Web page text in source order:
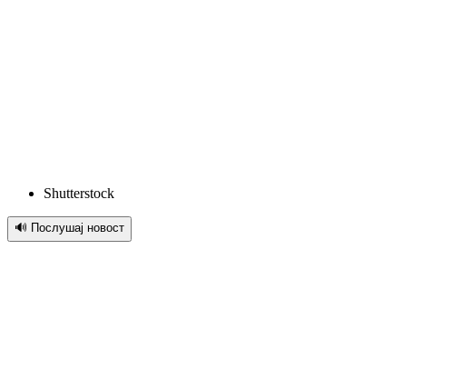
Shutterstock
🔊 Послушај новост